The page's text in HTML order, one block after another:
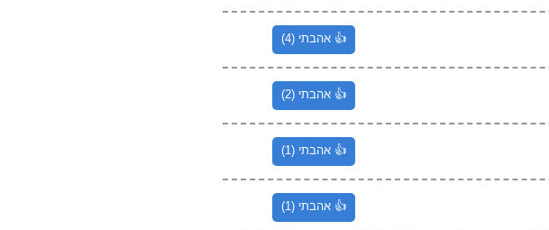
👍 אהבתי (4)
👍 אהבתי (2)
👍 אהבתי (1)
👍 אהבתי (1)